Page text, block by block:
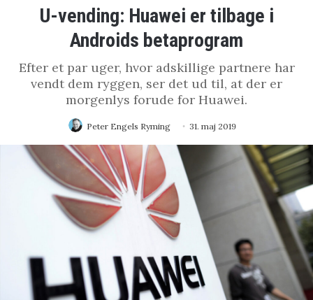
U-vending: Huawei er tilbage i
Androids betaprogram
Efter et par uger, hvor adskillige partnere har
vendt dem ryggen, ser det ud til, at der er
morgenlys forude for Huawei.
Peter Engels Ryming 31. maj 2019